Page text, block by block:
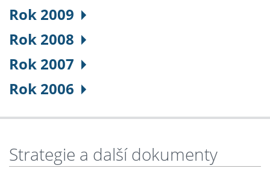
Rok 2009
Rok 2008
Rok 2007
Rok 2006
Strategie a další dokumenty